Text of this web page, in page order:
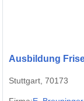
Ausbildung
Stuttgart, 70173